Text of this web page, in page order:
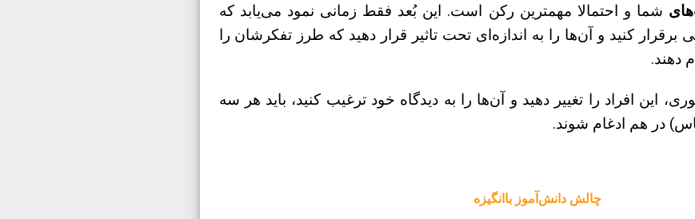
شما و احتمالا مهمترین رکن است. این بُعد فقط زمانی نمود می‌یابد که
برقرار کنید و آن‌ها را به اندازه‌ای تحت تاثیر قرار دهید که طرز تفکرشان را
دهند.
این افراد را تغییر دهید و آن‌ها را به دیدگاه خود ترغیب کنید، باید هر سه
در هم ادغام شوند.
چالش دانش‌آموز باانگیزه